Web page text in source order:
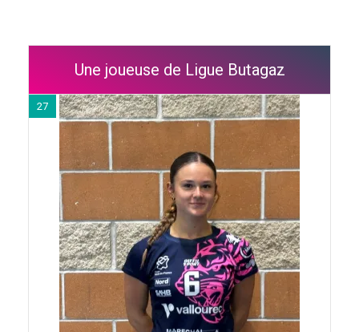
Une joueuse de Ligue Butagaz
27